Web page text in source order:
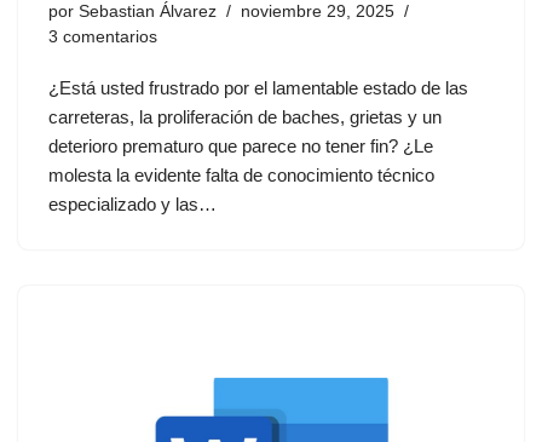
por Sebastian Álvarez
noviembre 29, 2025
3 comentarios
¿Está usted frustrado por el lamentable estado de las
carreteras, la proliferación de baches, grietas y un
deterioro prematuro que parece no tener fin? ¿Le
molesta la evidente falta de conocimiento técnico
especializado y las…